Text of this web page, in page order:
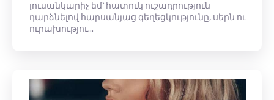
լուսանկարիչ եմ՝ հատուկ ուշադրություն
դարձնելով հարսանյաց գեղեցկությունը, սերն ու
ուրախությու...